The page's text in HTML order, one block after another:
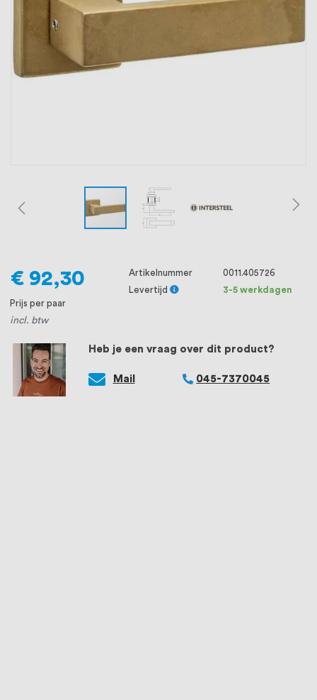
ons voorop, want we geloven dat een
goede relatie met onze klanten het
verschil maakt.
Heb je een vraag over dit product?
Mail 045-7370045
€ 92,30
Prijs per paar
incl. btw
Artikelnummer
0011.405726
Levertijd
3-5 werkdagen